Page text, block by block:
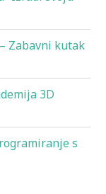
Zabavni kutak
3D
s